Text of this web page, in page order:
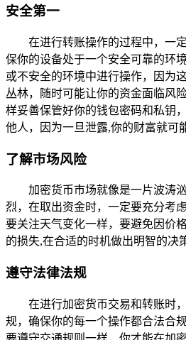
安全第一
在进行转账操作的过程中，一
保你的设备处于一个安全可靠的环
或不安全的环境中进行操作，因为
丛林，随时可能让你的资金面临风
样妥善保管好你的钱包密码和私钥
他人，因为一旦泄露,你的财富就可
了解市场风险
加密货币市场就像是一片波涛
烈，在取出资金时，一定要充分考
要关注天气变化一样，要避免因价
的损失,在合适的时机做出明智的决
遵守法律法规
在进行加密货币交易和转账时
规，确保你的每一个操作都合法合